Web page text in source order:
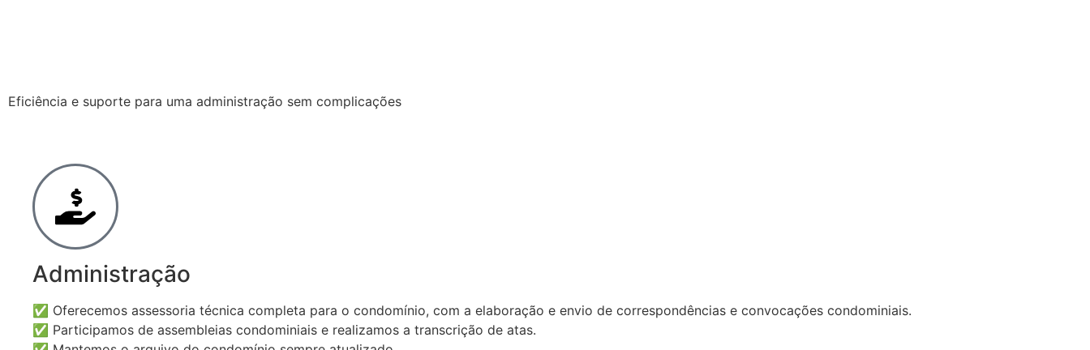
Eficiência e suporte para uma administração sem complicações
Administração
✅ Oferecemos assessoria técnica completa para o condomínio, com a elaboração e envio de correspondências e convocações condominiais.
✅ Participamos de assembleias condominiais e realizamos a transcrição de atas.